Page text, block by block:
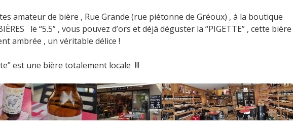
amateur de bière , Rue Grande (rue piétonne de Gréoux) , à la boutique
le “5.5” , vous pouvez d’ors et déjà déguster la “PIGETTE” , cette bière
ambrée , un véritable délice !
est une bière totalement locale !!!